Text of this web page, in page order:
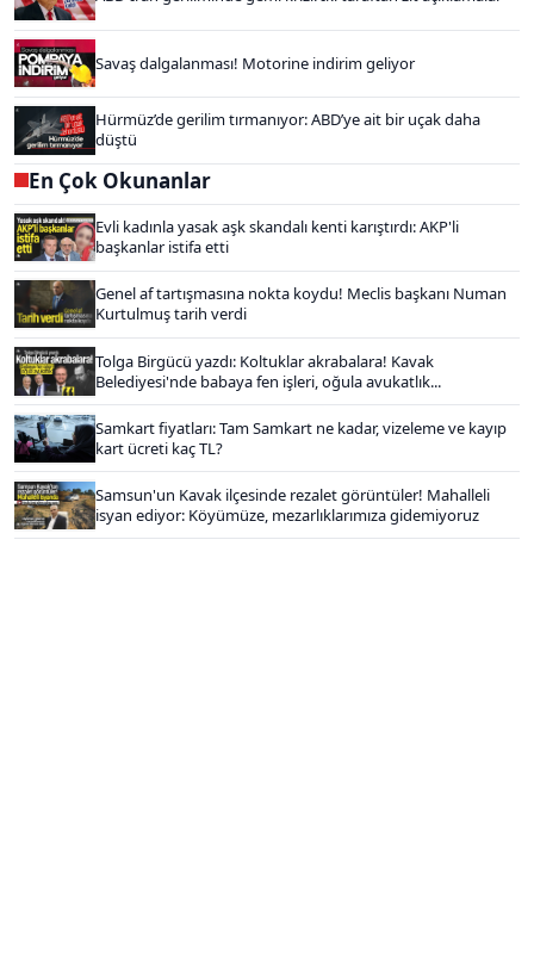
Savaş dalgalanması! Motorine indirim geliyor
Hürmüz’de gerilim tırmanıyor: ABD’ye ait bir uçak daha
düştü
En Çok Okunanlar
Evli kadınla yasak aşk skandalı kenti karıştırdı: AKP'li
başkanlar istifa etti
Genel af tartışmasına nokta koydu! Meclis başkanı Numan
Kurtulmuş tarih verdi
Tolga Birgücü yazdı: Koltuklar akrabalara! Kavak
Belediyesi'nde babaya fen işleri, oğula avukatlık...
Samkart fiyatları: Tam Samkart ne kadar, vizeleme ve kayıp
kart ücreti kaç TL?
Samsun'un Kavak ilçesinde rezalet görüntüler! Mahalleli
isyan ediyor: Köyümüze, mezarlıklarımıza gidemiyoruz